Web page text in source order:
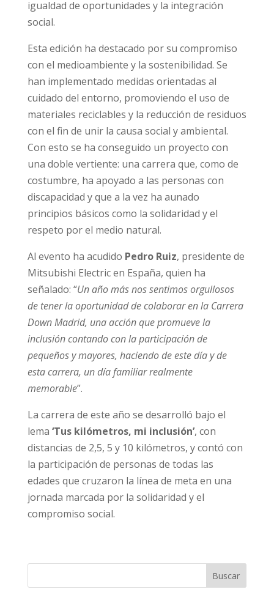
igualdad de oportunidades y la integración
social.
Esta edición ha destacado por su compromiso
con el medioambiente y la sostenibilidad. Se
han implementado medidas orientadas al
cuidado del entorno, promoviendo el uso de
materiales reciclables y la reducción de residuos
con el fin de unir la causa social y ambiental.
Con esto se ha conseguido un proyecto con
una doble vertiente: una carrera que, como de
costumbre, ha apoyado a las personas con
discapacidad y que a la vez ha aunado
principios básicos como la solidaridad y el
respeto por el medio natural.
Al evento ha acudido Pedro Ruiz, presidente de
Mitsubishi Electric en España, quien ha
señalado: “Un año más nos sentimos orgullosos
de tener la oportunidad de colaborar en la Carrera
Down Madrid, una acción que promueve la
inclusión contando con la participación de
pequeños y mayores, haciendo de este día y de
esta carrera, un día familiar realmente
memorable”.
La carrera de este año se desarrolló bajo el
lema ‘Tus kilómetros, mi inclusión’, con
distancias de 2,5, 5 y 10 kilómetros, y contó con
la participación de personas de todas las
edades que cruzaron la línea de meta en una
jornada marcada por la solidaridad y el
compromiso social.
Buscar